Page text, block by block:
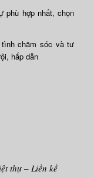
phù hợp nhất, chọn
tình chăm sóc và tư
hấp dẫn
thự – Liền kề